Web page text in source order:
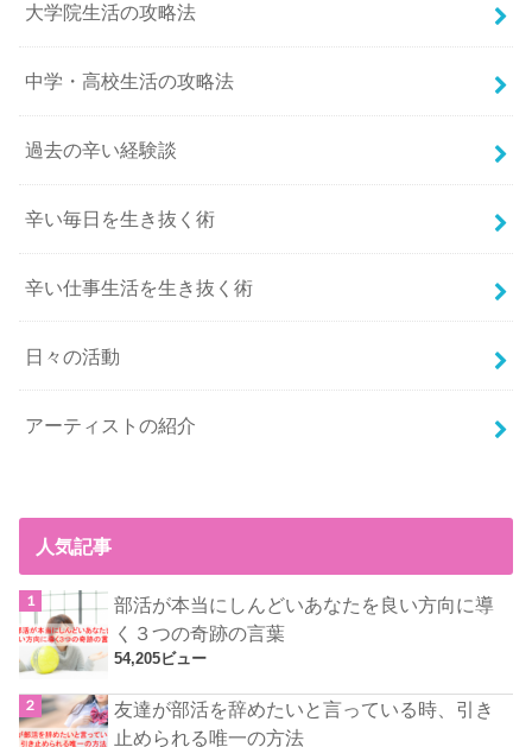
大学院生活の攻略法
中学・高校生活の攻略法
過去の辛い経験談
辛い毎日を生き抜く術
辛い仕事生活を生き抜く術
日々の活動
アーティストの紹介
人気記事
部活が本当にしんどいあなたを良い方向に導
く３つの奇跡の言葉
54,205ビュー
友達が部活を辞めたいと言っている時、引き
止められる唯一の方法